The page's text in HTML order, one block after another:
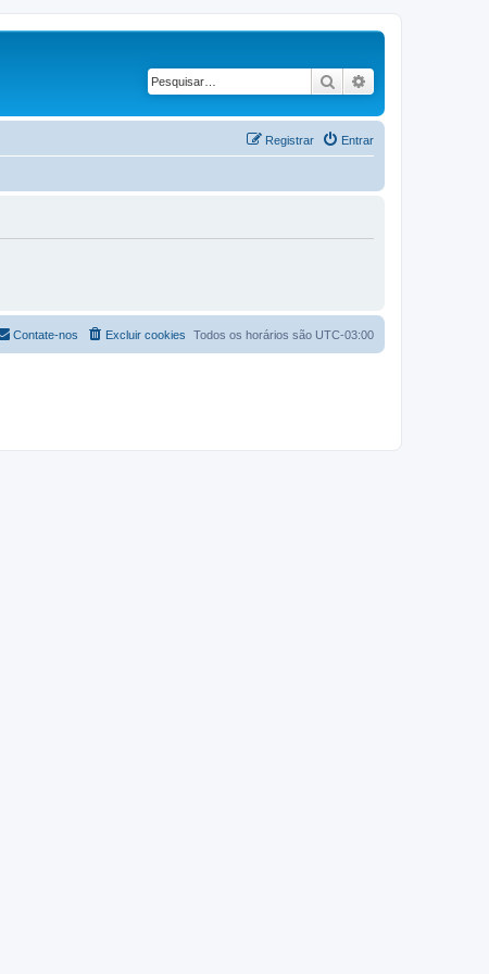
Pesquisar
Entrar
Registrar
Todos os horários são UTC-03:00
Excluir cookies
Contate-nos